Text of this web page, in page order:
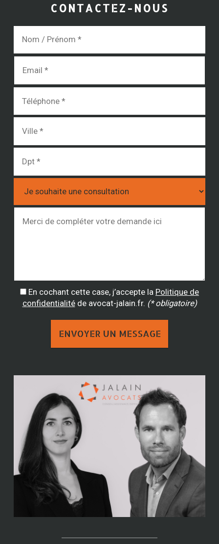
CONTACTEZ-NOUS
En cochant cette case, j’accepte la Politique de
confidentialitéde avocat-jalain.fr. (* obligatoire)